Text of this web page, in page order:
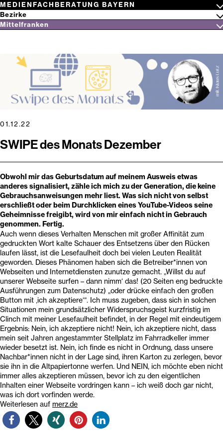
Zum
Inhalt
springen
MEDIENFACHBERATUNG BAYERN
Netzwerk
Medienwissen
Bezirke
Oberbayern
Mittelfranken
Unterfranken
Mittelfranken
Inklusion
SWIPE des Monats
Kinderfilmfestival
Jugendfilmfestival
Hörwettbewerb “Hört Hört!”
FrankenFinals
Games&Festival
Mitmachen!
Fortbildungen
Arbeitshilfen
Digitale Pinnwände
Über uns
NEKNARFLETTIM
01.12.22
SWIPE des Monats Dezember
Obwohl mir das Geburtsdatum auf meinem Ausweis etwas
anderes signalisiert, zähle ich mich zu der Generation, die keine
Gebrauchsanweisungen mehr liest. Was sich nicht von selbst
erschließt oder beim Durchklicken eines YouTube-Videos seine
Geheimnisse freigibt, wird von mir einfach nicht in Gebrauch
genommen. Fertig.
Auch wenn dieses Verhalten Menschen mit großer Affinität zum
gedruckten Wort kalte Schauer des Entsetzens über den Rücken
laufen lässt, ist die Lesefaulheit doch bei vielen Leuten Realität
geworden. Dieses Phänomen haben sich die Betreiber*innen von
Webseiten und Internetdiensten zunutze gemacht. „Willst du auf
unserer Webseite surfen – dann nimm‘ das! (20 Seiten eng bedruckte
Ausführungen zum Datenschutz) „oder drücke einfach den großen
Button mit ‚ich akzeptiere‘“. Ich muss zugeben, dass sich in solchen
Situationen mein grundsätzlicher Widerspruchsgeist kurzfristig im
Clinch mit meiner Lesefaulheit befindet, in der Regel mit eindeutigem
Ergebnis: Nein, ich akzeptiere nicht! Nein, ich akzeptiere nicht, dass
mein seit Jahren angestammter Stellplatz im Fahrradkeller immer
wieder besetzt ist. Nein, ich finde es nicht in Ordnung, dass unsere
Nachbar*innen nicht in der Lage sind, ihren Karton zu zerlegen, bevor
sie ihn in die Altpapiertonne werfen. Und NEIN, ich möchte eben nicht
immer alles akzeptieren müssen, bevor ich zu den eigentlichen
Inhalten einer Webseite vordringen kann – ich weiß doch gar nicht,
was ich dort vorfinden werde.
Weiterlesen auf merz.de